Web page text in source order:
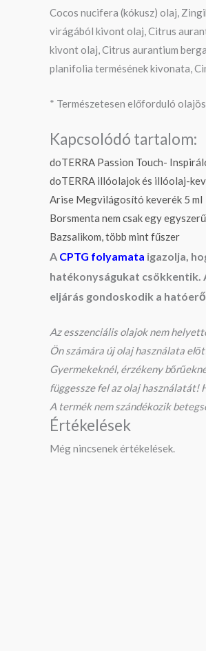
Cocos nucifera (kókusz) olaj,
virágából kivont olaj, Citrus
kivont olaj, Citrus aurantium
planifolia termésének kivonata,
* Természetesen előforduló
Kapcsolódó tartalom:
doTERRA Passion Touch-
doTERRA illóolajok és illóolaj-
Arise Megvilágosító keverék 5 ml
Borsmenta nem csak egy
Bazsalikom, több mint fűszer
A CPTG folyamata igazolja,
hatékonyságukat csökkentik.
eljárás gondoskodik a
Az esszenciális olajok nem
Ön számára új olaj használata
Gyermekeknél, érzékeny
függessze fel az olaj használatát!
A termék nem szándékozik
Értékelések
Még nincsenek értékelések.